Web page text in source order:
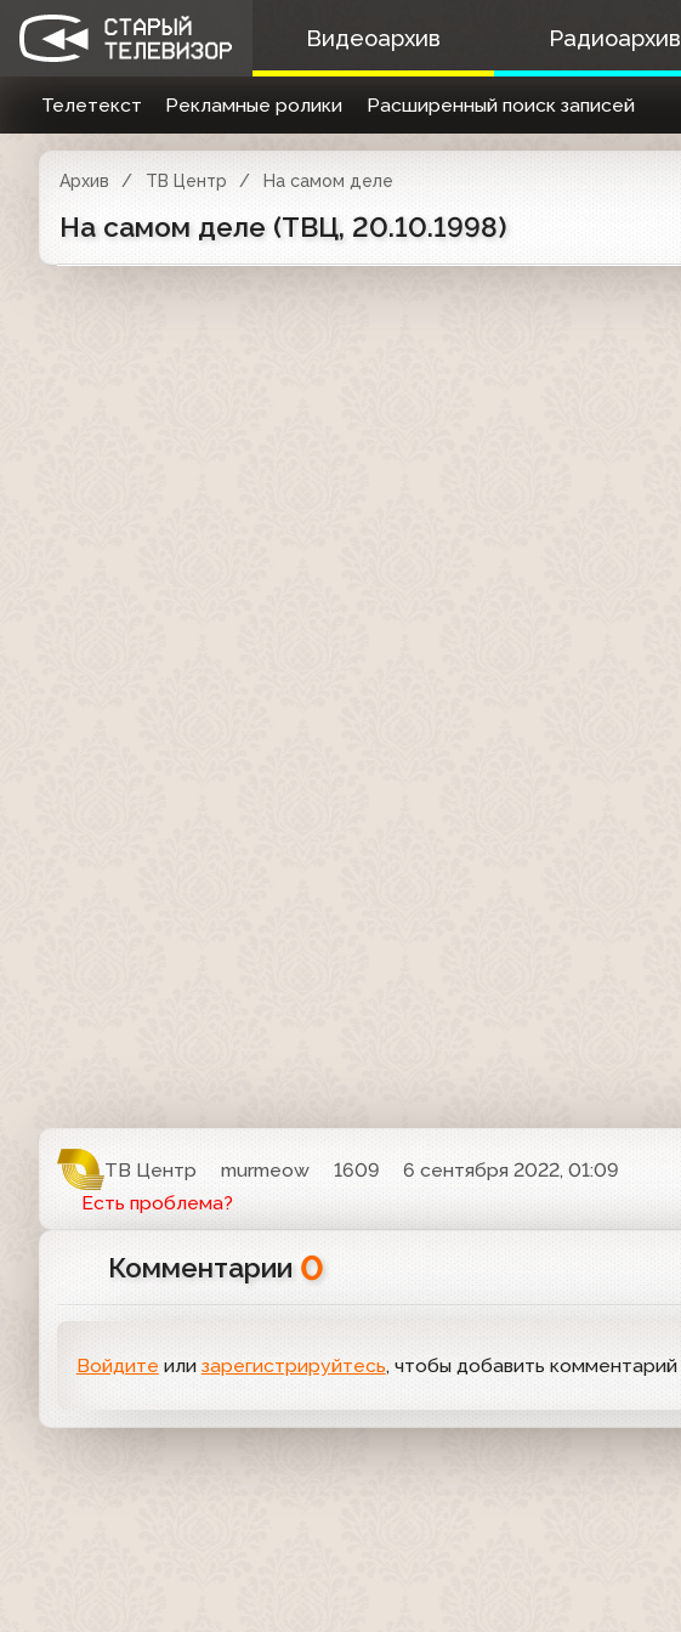
Видеоархив Радиоархив
Телетекст Рекламные ролики Расширенный поиск записей
Архив ТВ Центр На самом деле
На самом деле (ТВЦ, 20.10.1998)
ТВ Центр murmeow 1609
6 сентября 2022, 01:09
Есть проблема?
Комментарии 0
Войдите или зарегистрируйтесь, чтобы добавить комментарий